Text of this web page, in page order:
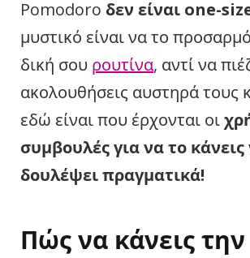
Pomodoro δεν είναι one-
μυστικό είναι να το
δική σου ρουτίνα, αντί να
ακολουθήσεις αυστηρά τους
εδώ είναι που έρχονται οι
συμβουλές για να το κάνεις
δουλέψει πραγματικά!
Πώς να κάνεις την